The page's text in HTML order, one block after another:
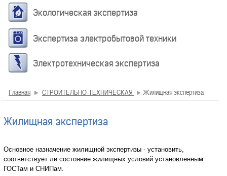
Экологическая экспертиза
Экспертиза электробытовой техники
Электротехническая экспертиза
Главная СТРОИТЕЛЬНО-ТЕХНИЧЕСКАЯ Жилищная экспертиза
Жилищная экспертиза
Основное назначение жилищной экспертизы - установить,
соответствует ли состояние жилищных условий установленным
ГОСТам и СНИПам.